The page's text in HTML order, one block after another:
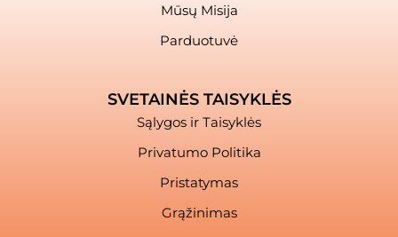
Mūsų Misija
Parduotuvė
SVETAINĖS TAISYKLĖS
Sąlygos ir Taisyklės
Privatumo Politika
Pristatymas
Grąžinimas